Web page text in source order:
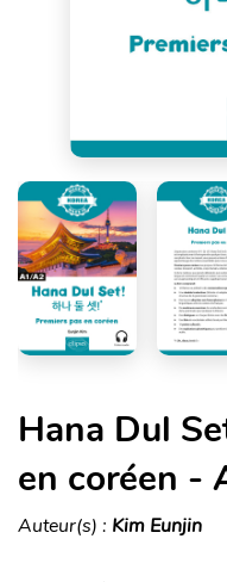
Hana Dul
en coréen -
Auteur(s) : Kim Eunjin